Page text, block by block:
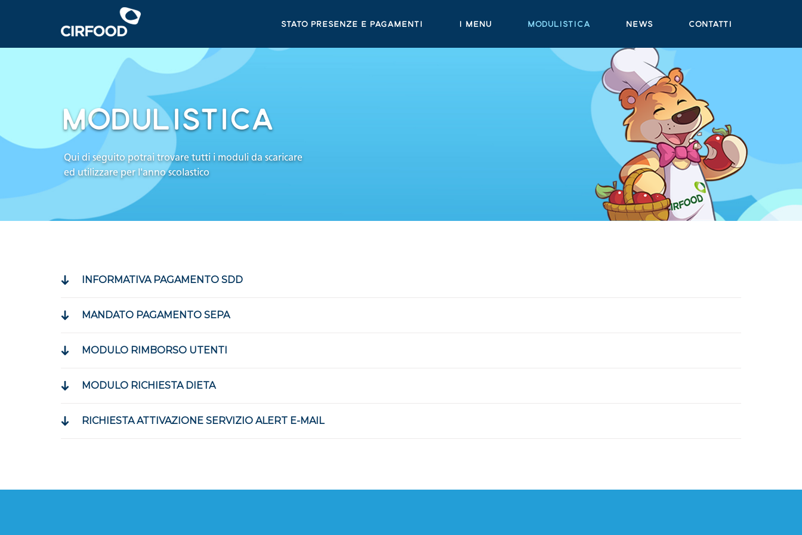
Stato presenze e pagamenti I Menu MODULISTICA News Contatti
MODULISTICA
Qui di seguito potrai trovare tutti i moduli da scaricare
ed utilizzare per l'anno scolastico
INFORMATIVA PAGAMENTO SDD
MANDATO PAGAMENTO SEPA
MODULO RIMBORSO UTENTI
MODULO RICHIESTA DIETA
RICHIESTA ATTIVAZIONE SERVIZIO ALERT E-MAIL